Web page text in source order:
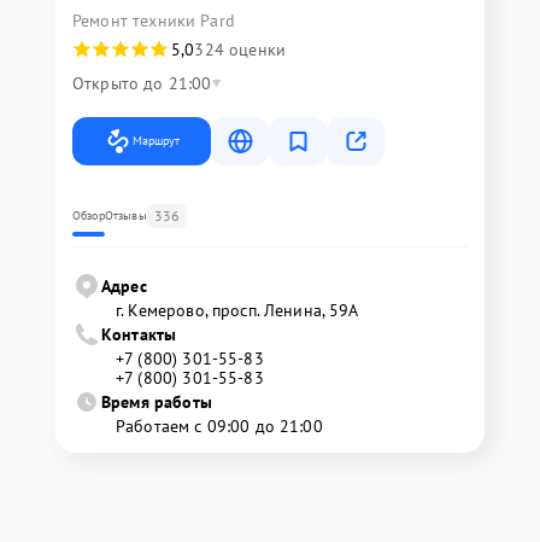
Ремонт техники Pard
5,0324 оценки
Открыто до 21:00
Маршрут
ОбзорОтзывы 336
Адрес
г. Кемерово, просп. Ленина, 59А
Контакты
+7 (800) 301-55-83
+7 (800) 301-55-83
Время работы
Работаем с 09:00 до 21:00